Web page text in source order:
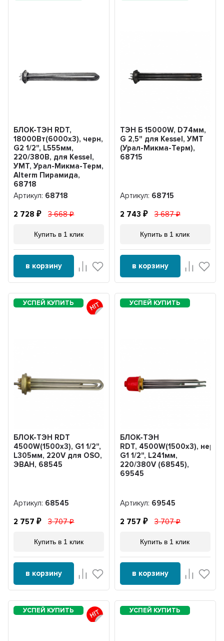
БЛОК-ТЭН RDT,
18000Вт(6000x3), черн,
G2 1/2", L555мм,
220/380В, для Kessel,
УМТ, Урал-Микма-Терм,
Alterm Пирамида,
68718
Артикул: 68718
2 728 3 668
Купить в 1 клик
в корзину
ТЭН Б 15000W, D74мм,
G 2,5" для Kessel, УМТ
(Урал-Микма-Терм),
68715
Артикул: 68715
2 743 3 687
Купить в 1 клик
в корзину
БЛОК-ТЭН RDT
4500W(1500x3), G1 1/2",
L305мм, 220V для OSO,
ЭВАН, 68545
Артикул: 68545
2 757 3 707
Купить в 1 клик
в корзину
БЛОК-ТЭН
RDT, 4500W(1500х3), нерж,
G1 1/2", L241мм,
220/380V (68545),
69545
Артикул: 69545
2 757 3 707
Купить в 1 клик
в корзину